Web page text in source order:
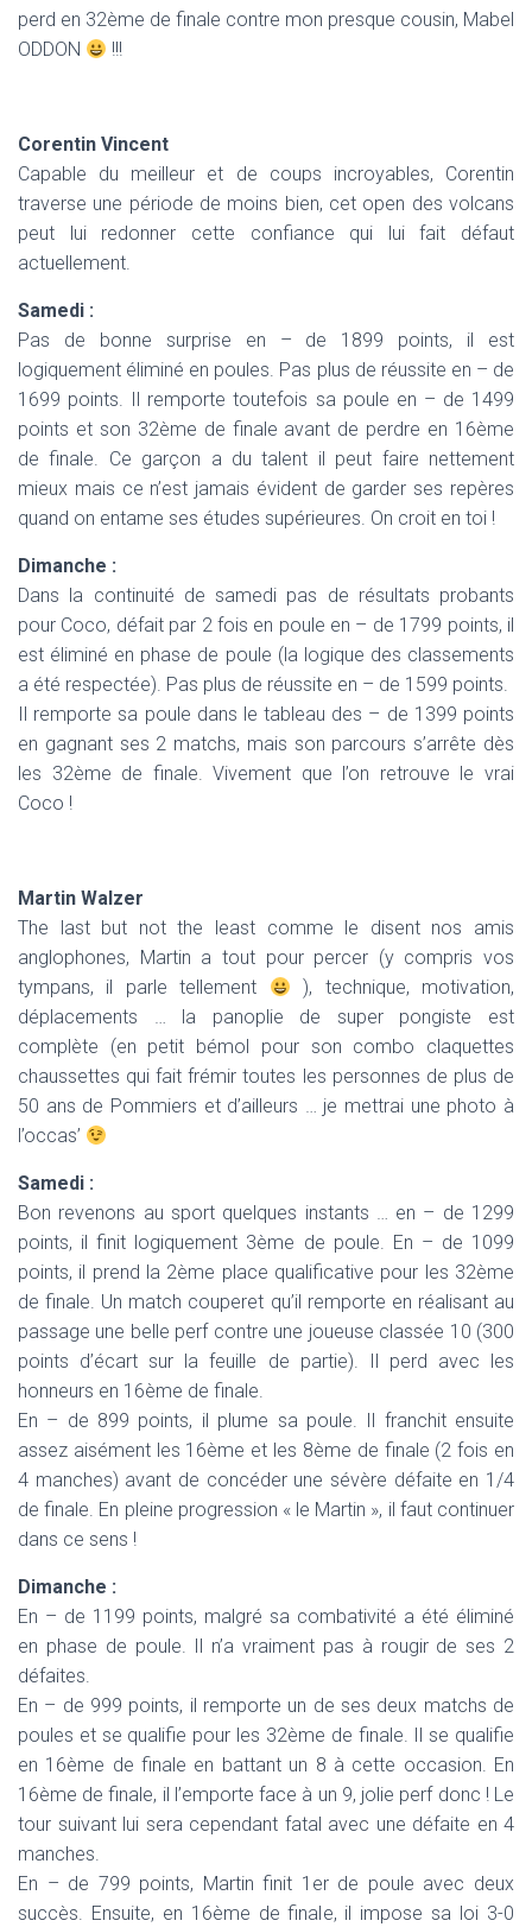
perd en 32ème de finale contre mon presque cousin, Mabel
ODDON
!!!
Corentin Vincent
Capable du meilleur et de coups incroyables, Corentin
traverse une période de moins bien, cet open des volcans
peut lui redonner cette confiance qui lui fait défaut
actuellement.
Samedi :
Pas de bonne surprise en – de 1899 points, il est
logiquement éliminé en poules. Pas plus de réussite en – de
1699 points. Il remporte toutefois sa poule en – de 1499
points et son 32ème de finale avant de perdre en 16ème
de finale. Ce garçon a du talent il peut faire nettement
mieux mais ce n’est jamais évident de garder ses repères
quand on entame ses études supérieures. On croit en toi !
Dimanche :
Dans la continuité de samedi pas de résultats probants
pour Coco, défait par 2 fois en poule en – de 1799 points, il
est éliminé en phase de poule (la logique des classements
a été respectée). Pas plus de réussite en – de 1599 points.
Il remporte sa poule dans le tableau des – de 1399 points
en gagnant ses 2 matchs, mais son parcours s’arrête dès
les 32ème de finale. Vivement que l’on retrouve le vrai
Coco !
Martin Walzer
The last but not the least comme le disent nos amis
anglophones, Martin a tout pour percer (y compris vos
tympans, il parle tellement
), technique, motivation,
déplacements … la panoplie de super pongiste est
complète (en petit bémol pour son combo claquettes
chaussettes qui fait frémir toutes les personnes de plus de
50 ans de Pommiers et d’ailleurs … je mettrai une photo à
l’occas’
Samedi :
Bon revenons au sport quelques instants … en – de 1299
points, il finit logiquement 3ème de poule. En – de 1099
points, il prend la 2ème place qualificative pour les 32ème
de finale. Un match couperet qu’il remporte en réalisant au
passage une belle perf contre une joueuse classée 10 (300
points d’écart sur la feuille de partie). Il perd avec les
honneurs en 16ème de finale.
En – de 899 points, il plume sa poule. Il franchit ensuite
assez aisément les 16ème et les 8ème de finale (2 fois en
4 manches) avant de concéder une sévère défaite en 1/4
de finale. En pleine progression « le Martin », il faut continuer
dans ce sens !
Dimanche :
En – de 1199 points, malgré sa combativité a été éliminé
en phase de poule. Il n’a vraiment pas à rougir de ses 2
défaites.
En – de 999 points, il remporte un de ses deux matchs de
poules et se qualifie pour les 32ème de finale. Il se qualifie
en 16ème de finale en battant un 8 à cette occasion. En
16ème de finale, il l’emporte face à un 9, jolie perf donc ! Le
tour suivant lui sera cependant fatal avec une défaite en 4
manches.
En – de 799 points, Martin finit 1er de poule avec deux
succès. Ensuite, en 16ème de finale, il impose sa loi 3-0